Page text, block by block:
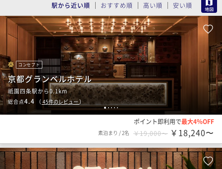
駅から近い順 おすすめ順 高い順 安い順
12345
コンセプト
京都グランベルホテル
祇園四条駅から0.1km
総合点4.4 （ 45件のレビュー）
ポイント即利用で最大4％OFF
素泊まり /2名 ￥19,000〜 ￥18,240〜